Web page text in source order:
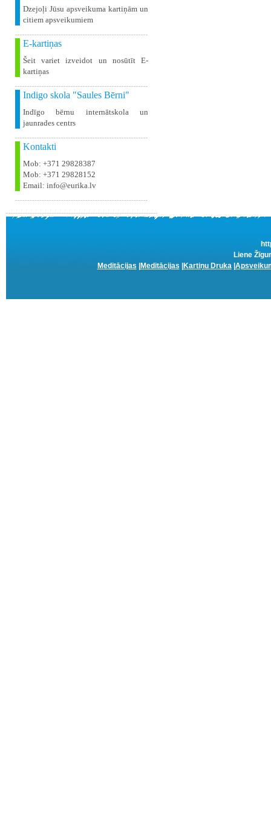
Dzejoļi Jūsu apsveikuma kartiņām un
citiem apsveikumiem
E-kartiņas
Šeit variet izveidot un nosūtīt E-
kartiņas
Indigo skola "Saules Bērni"
Indīgo bērnu internātskola un
jaunrades centrs
Kontakti
Mob: +371 29828387
Mob: +371 29828152
Email: info@eurika.lv
Liene
Meditācijas
Meditācijas Kartiņu Druka|